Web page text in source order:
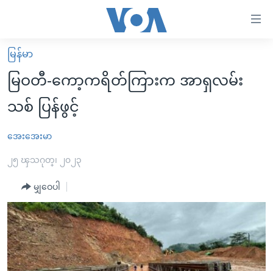
လွယ်ကူ
စေ
သည့်
များ
ပင်မ
ကျော်
ကြည့်
ရန်
ပင်မ
မူလစာမျက်နှာ
မြန်မာ
ကမ္ဘာ့သတင်းများ
အစ္စရေး-ပါလက်စတိုင်း
အင်္ဂလိပ်စာလေ့လာမယ်
အမေရိကန်သုံးအီဒီယံ
မကြေးမုံရဲ့ အင်္ဂလိပ်စာ
ရုပ်ရှင်ထဲက အင်္ဂလိပ်စာ
အပတ်စဉ်ကဏ္ဍများ
ရေဒီယို
တီဗွီ
ရေဒီယိုနှင့်ရုပ်သံ အချက်အလက်များ
ရေဒီယို/တီဗွီအစီအစဉ်
မြန်မာ
မြဝတီ-ကော့ကရိတ်ကြားက အာရှလမ်း
သစ် ပြန်ဖွင့်
အေးအေးမာ
၂၅ ၾသဂုတ္၊ ၂၀၂၃
မျှဝေပါ